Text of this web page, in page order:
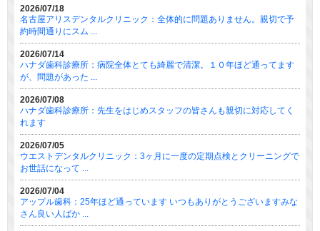
2026/07/18
名古屋アリスデンタルクリニック：全体的に問題ありません。親切で予
約時間通りにスム ...
2026/07/14
ハナダ歯科診療所：病院全体とても綺麗で清潔。１０年ほど通ってます
が、問題があった ...
2026/07/08
ハナダ歯科診療所：先生をはじめスタッフの皆さんも親切に対応してく
れます
2026/07/05
ウエストデンタルクリニック：3ヶ月に一度の定期点検とクリーニングで
お世話になって ...
2026/07/04
アップル歯科：25年ほど通っています いつもありがとうございますみな
さん良い人ばか ...